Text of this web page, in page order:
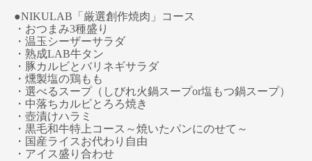
●NIKULAB「厳選創作焼肉」コース
・おつまみ3種盛り
・温玉シーザーサラダ
・熟成LAB牛タン
・豚カルビとバリネギサラダ
・燻製塩の鶏もも
・選べるスープ（しびれ火鍋スープor塩もつ鍋スープ）
・中落ちカルビとろろ焼き
・壺漬けハラミ
・黒毛和牛特上コース～焼いたパンにのせて～
・国産ライスお代わり自由
・アイス盛り合わせ